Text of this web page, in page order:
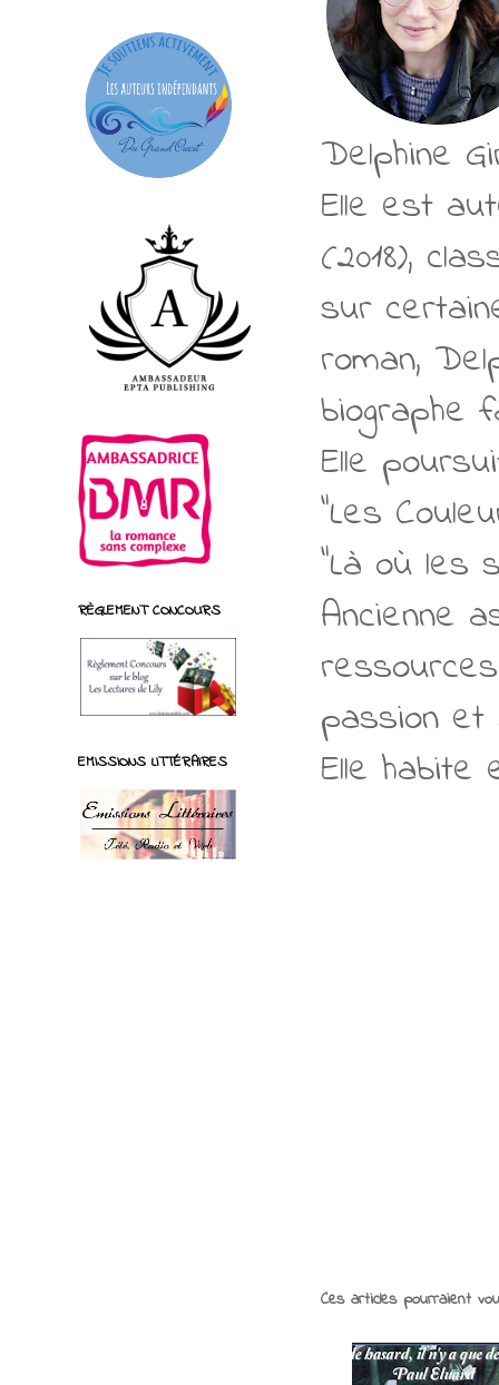
Delphine
Elle est
(2018),
sur
roman,
biographe
Elle
"Les
"Là où les
Ancienne
passion et
Elle
Ces articles pourraient
RÈGLEMENT CONCOURS
EMISSIONS LITTÉRAIRES